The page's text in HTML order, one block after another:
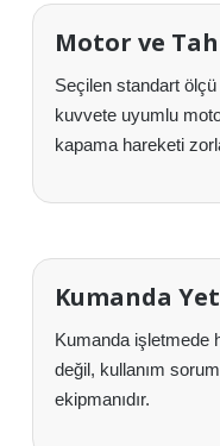
Motor ve
Seçilen standart
kuvvete uyumlu
kapama hareketi
Kumanda
Kumanda işletmede
değil, kullanım
ekipmanıdır.